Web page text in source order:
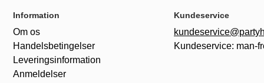
Sidefodsinhold Blandet info og links
Information
Om os
Handelsbetingelser
Leveringsinformation
Anmeldelser
Kundeservice
Kundeservice: man-